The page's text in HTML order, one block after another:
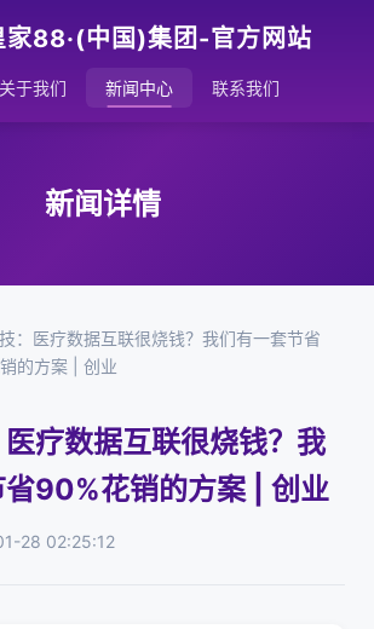
家88·(中国)集团-官方网站
关于我们 新闻中心 联系我们
新闻详情
：医疗数据互联很烧钱？我们有一套节省
的方案 | 创业
疗数据互联很烧钱？我
90%花销的方案 | 创业
28 02:25:12